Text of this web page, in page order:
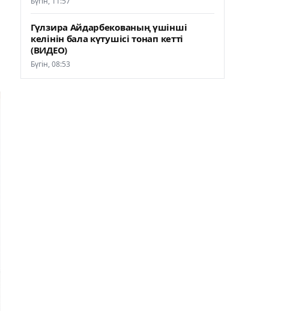
Гүлзира Айдарбекованың үшінші
келінін бала күтушісі тонап кетті
(ВИДЕО)
Бүгін, 08:53